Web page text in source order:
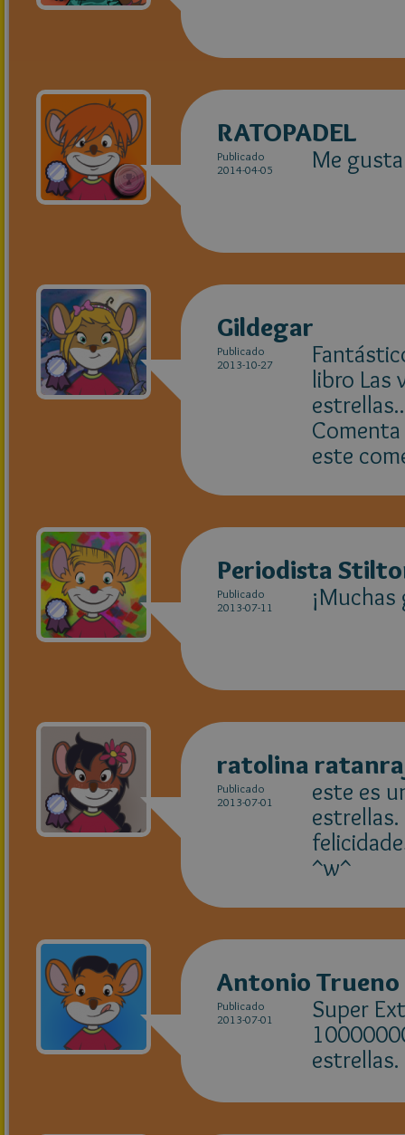
RATOPADEL
Publicado
2014-04-05
Me gusta
Gildegar
Publicado
2013-10-27
libro Las
este
Periodista
Publicado
2013-07-11
ratolina
Publicado
2013-07-01
este es
estrellas.
^w^
Antonio Trueno
Publicado
2013-07-01
Super
estrellas.